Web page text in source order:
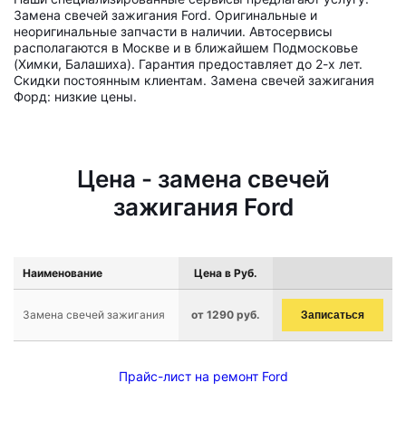
Замена свечей зажигания Ford. Оригинальные и
неоригинальные запчасти в наличии. Автосервисы
располагаются в Москве и в ближайшем Подмосковье
(Химки, Балашиха). Гарантия предоставляет до 2-х лет.
Скидки постоянным клиентам. Замена свечей зажигания
Форд: низкие цены.
Цена - замена свечей
зажигания Ford
Наименование Цена в Руб.
Замена свечей зажигания от 1290 руб. Записаться
Прайс-лист на ремонт Ford